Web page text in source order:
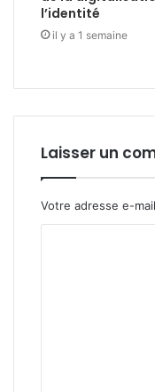
l’identité
il y a 1 semaine
Laisser un
Votre adresse e-